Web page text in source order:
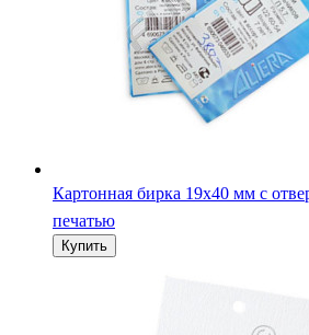
Картонная бирка 19х40 мм с
печатью